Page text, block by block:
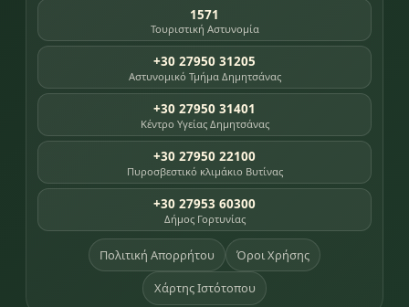
1571
Τουριστική Αστυνομία
+30 27950 31205
Αστυνομικό Τμήμα Δημητσάνας
+30 27950 31401
Κέντρο Υγείας Δημητσάνας
+30 27950 22100
Πυροσβεστικό κλιμάκιο Βυτίνας
+30 27953 60300
Δήμος Γορτυνίας
Πολιτική Απορρήτου Όροι Χρήσης
Χάρτης Ιστότοπου